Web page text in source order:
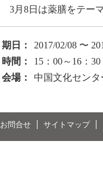
3月8日は薬膳をテー
期日：
2017/02/08 〜
時間：
15：00～16：30
会場：
中国文化センタ
お問合せ サイトマップ